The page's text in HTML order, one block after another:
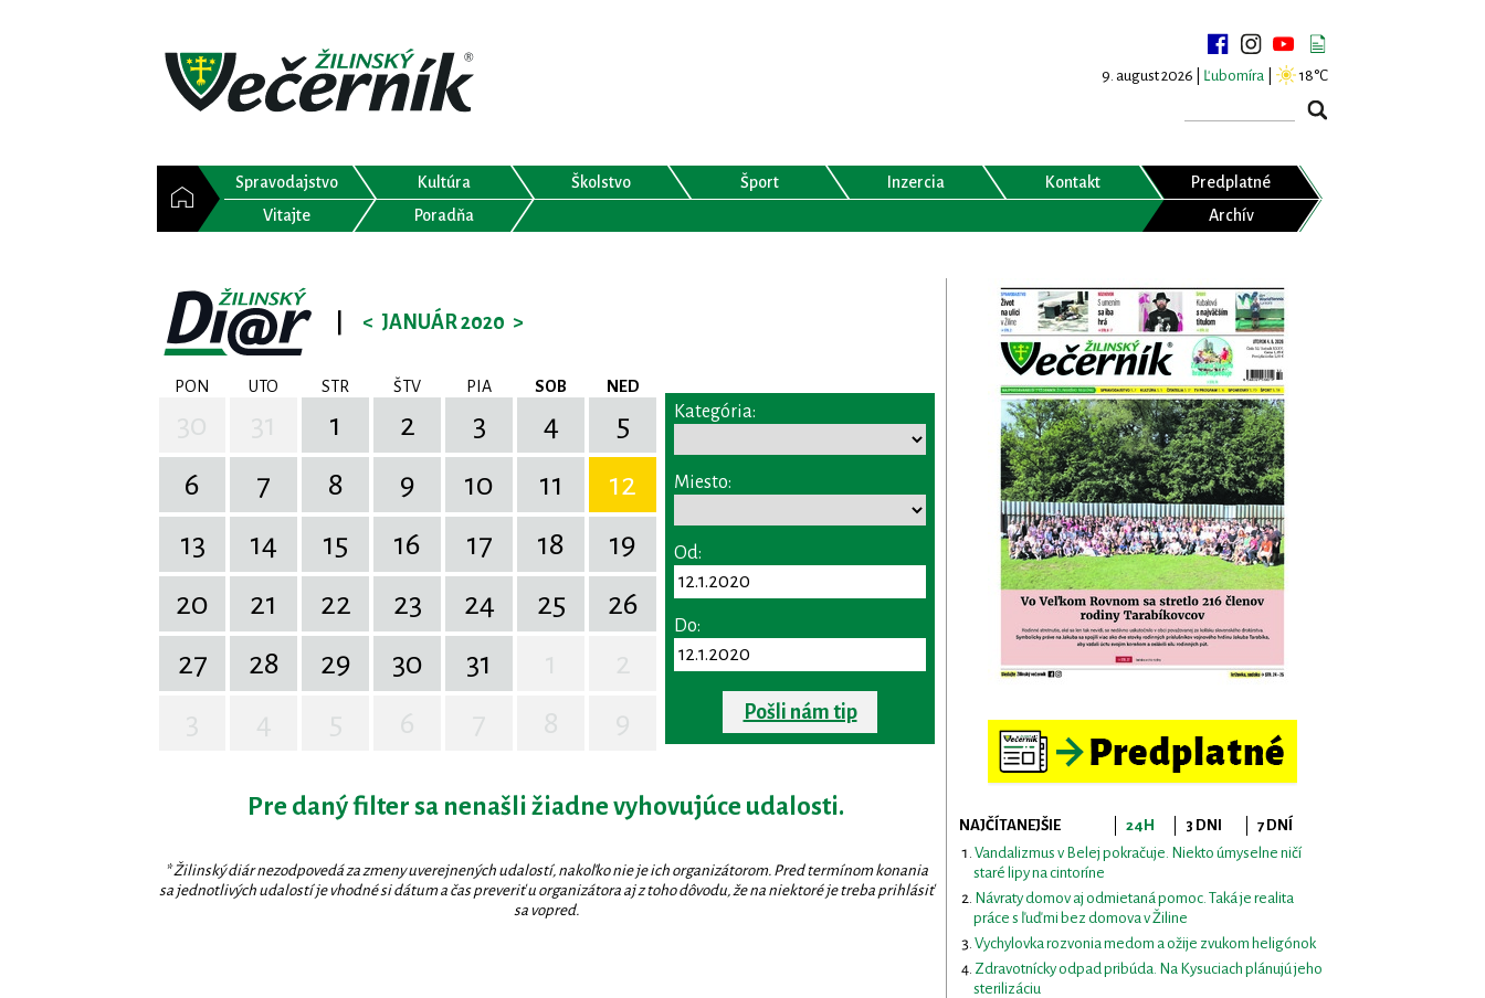
9. august 2026 | Ľubomíra 18°C
Spravodajstvo Kultúra Školstvo Šport Inzercia Kontakt
Predplatné
Vitajte
Poradňa Archív
< JANUÁR 2020 >
PON UTO STR ŠTV PIA SOB NED
1 2 3 4
5
6
7 8 9 10 11
12
13
14 15 16 17 18
19
20
21 22 23 24 25
26
27
28 29 30 31
Kategória:
Miesto:
Od:
Do:
Pošli nám tip
Pre daný filter sa nenašli žiadne vyhovujúce udalosti.
* Žilinský diár nezodpovedá za zmeny uverejnených udalostí, nakoľko nie je ich organizátorom. Pred termínom konania
sa jednotlivých udalostí je vhodné si dátum a čas preveriť u organizátora aj z toho dôvodu, že na niektoré je treba prihlásiť
sa vopred.
NAJČÍTANEJŠIE 24H 3 DNI
7 DNÍ
Vandalizmus v Belej pokračuje. Niekto úmyselne ničí
staré lipy na cintoríne
Návraty domov aj odmietaná pomoc. Taká je realita
práce s ľuďmi bez domova v Žiline
Vychylovka rozvonia medom a ožije zvukom heligónok
Zdravotnícky odpad pribúda. Na Kysuciach plánujú jeho
sterilizáciu